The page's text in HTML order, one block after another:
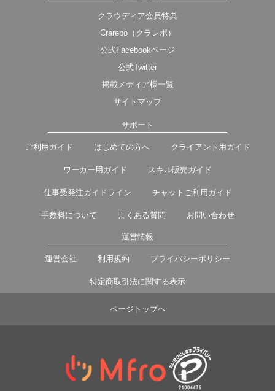
クラウディア会員特典
Crarepo（クラレポ）
公式Facebookページ
公式Twitter
掲載メディア様一覧
サイトマップ
サポート
ご利用ガイド はじめての方へ クライアント用ガイド
ワーカー用ガイド スキル販売ガイド
仕事受発注ガイドライン チャットご利用ガイド
手数料について よくある質問 お問い合わせ
運営情報
運営会社 利用規約 プライバシーポリシー
特定商取引法に関する表示
ページトップヘ